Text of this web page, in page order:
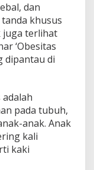
dan
khusus
juga terlihat
‘Obesitas
dipantau di
pada tubuh,
anak. Anak
kali
kaki